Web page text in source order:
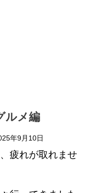
ルメ編
年9月10日
疲れが取れませ